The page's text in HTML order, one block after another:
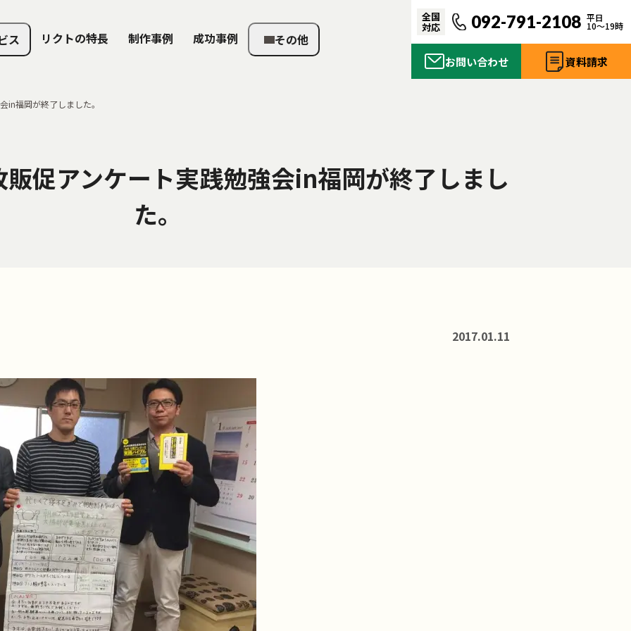
ス リクトの特長 制作事例 成功事例 その他
全国
対応 092-791-2108 平日
10〜19時
お問い合わせ 資料請求
in福岡が終了しました。
促アンケート実践勉強会in福岡が終了しまし
た。
2017.01.11